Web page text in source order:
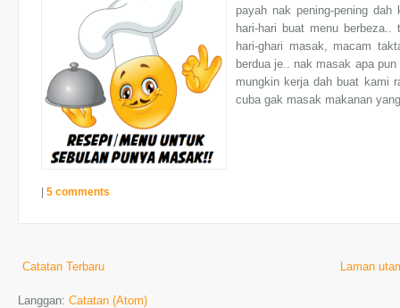
payah nak pening-pening
hari-hari buat menu
hari-ghari masak, macam
berdua je.. nak masak apa
mungkin kerja dah buat kami
cuba gak masak makanan
5 comments
Catatan Terbaru Laman
Langgan: Catatan (Atom)